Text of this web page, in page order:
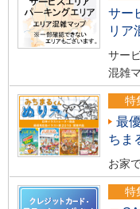
サー
リア
サー
混雑
特
最
ちま
お家
特